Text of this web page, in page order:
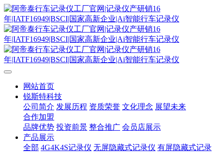
网站首页
锐斯特科技
公司简介 发展历程 资质荣誉 文化理念 展望未来
合作加盟
品牌优势 投资前景 整合推广 会员店展示
产品展示
全部 4G4K4S记录仪 无屏隐藏式记录仪 有屏隐藏式记录